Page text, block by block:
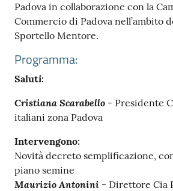
La
Prenota
zione
Padova in collaborazione con la
Commercio di Padova nell’ambito
Sportello Mentore.
Programma:
Saluti:
Cristiana Scarabello - Presidente
italiani zona Padova
Intervengono:
Novità decreto semplificazione,
piano semine
Maurizio Antonini - Direttore Cia